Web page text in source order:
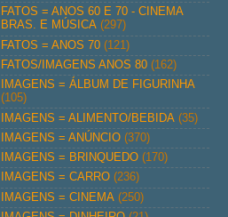
FATOS = ANOS 60 E 70 - CINEMA
BRAS. E MÚSICA (297)
FATOS = ANOS 70 (121)
FATOS/IMAGENS ANOS 80 (162)
IMAGENS = ÁLBUM DE FIGURINHA
(105)
IMAGENS = ALIMENTO/BEBIDA (35)
IMAGENS = ANÚNCIO (370)
IMAGENS = BRINQUEDO (170)
IMAGENS = CARRO (236)
IMAGENS = CINEMA (250)